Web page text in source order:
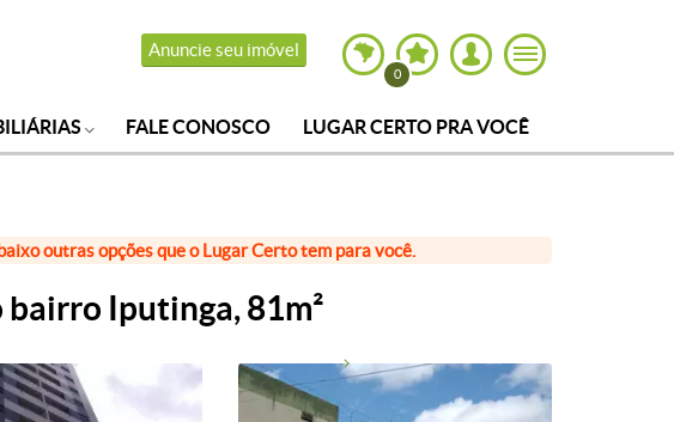
Anuncie seu imóvel
0
FALE CONOSCO LUGAR CERTO PRA VOCÊ
outras opções que o Lugar Certo tem para você.
Iputinga, 81m²